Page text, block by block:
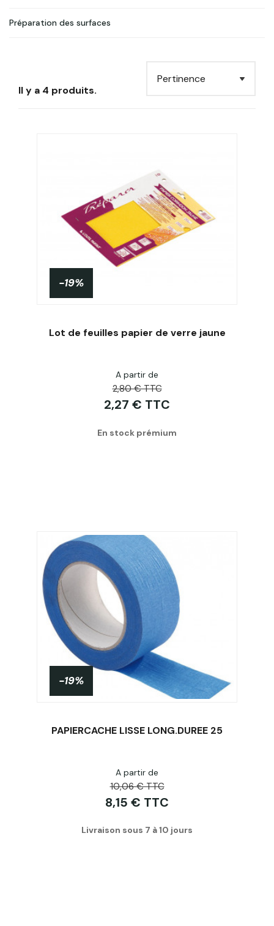
Préparation des surfaces
Il y a 4 produits.
Personnaliser
-19%
Lot de feuilles papier de verre jaune
A partir de
2,80 € TTC
2,27 € TTC
En stock prémium
Acheter
-19%
PAPIERCACHE LISSE LONG.DUREE 25
A partir de
10,06 € TTC
8,15 € TTC
Livraison sous 7 à 10 jours